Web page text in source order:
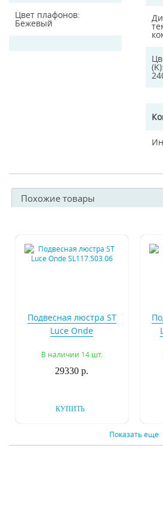
Цвет плафонов
Бежевый
(K)
Похожие товары
Подвесная люстра ST
Luce Onde
В наличии 14 шт.
29330 р.
КУПИТЬ
Показать еще